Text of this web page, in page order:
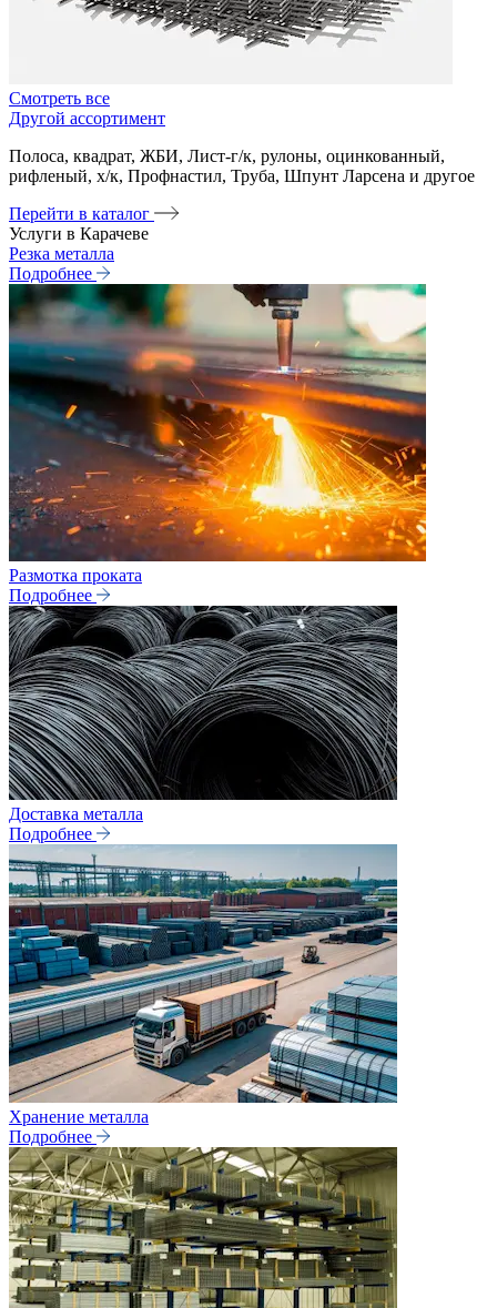
Смотреть все
Другой ассортимент
Полоса, квадрат, ЖБИ, Лист-г/к, рулоны, оцинкованный,
рифленый, х/к, Профнастил, Труба, Шпунт Ларсена и другое
Перейти в каталог
Услуги в Карачеве
Резка металла
Подробнее
Размотка проката
Подробнее
Доставка металла
Подробнее
Хранение металла
Подробнее